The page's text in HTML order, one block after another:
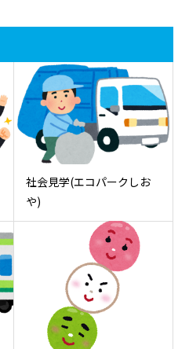
社会見学(エコパークしお
や)